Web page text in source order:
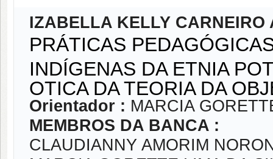
IZABELLA KELLY CARNEIRO
PRÁTICAS
INDÍGENAS DA ETNIA
OTICA DA TEORIA DA
Orientador : MARCIA
MEMBROS DA BANCA :
CLAUDIANNY AMORIM